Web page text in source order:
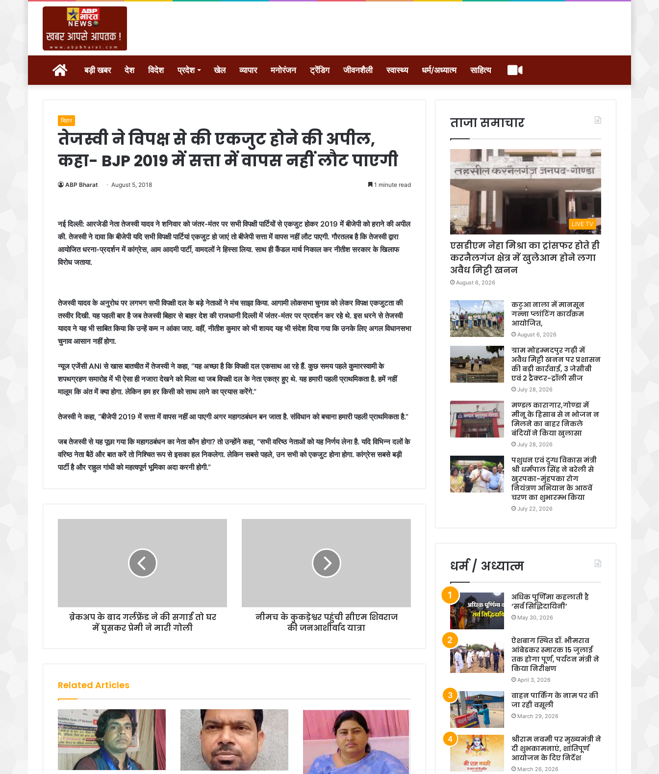
होम बड़ी खबर देश विदेश प्रदेश खेल व्यापार मनोरंजन ट्रेंडिग जीवनशैली स्वास्थ्य धर्म/अध्यात्म साहित्य वीडियो
बिहार
तेजस्वी ने विपक्ष से की एकजुट होने की अपील,
कहा- BJP 2019 में सत्ता में वापस नहीं लौट पाएगी
ABP Bharat August 5, 2018 1 minute read
नई दिल्ली: आरजेडी नेता तेजस्वी यादव ने शनिवार को जंतर-मंतर पर सभी विपक्षी पार्टियों से एकजुट होकर 2019 में बीजेपी को हराने की अपील
की. तेजस्वी ने दावा कि बीजेपी यदि सभी विपक्षी पार्टियां एकजुट हो जाएं तो बीजेपी सत्ता में वापस नहीं लौट पाएगी. गौरतलब है कि तेजस्वी द्वारा
आयोजित धरना-प्रदर्शन में कांग्रेस, आम आदमी पार्टी, वामदलों ने हिस्सा लिया. साथ ही कैंडल मार्च निकाल कर नीतीश सरकार के खिलाफ
विरोध जताया.
तेजस्वी यादव के अनुरोध पर लगभग सभी विपक्षी दल के बड़े नेताओं ने मंच साझा किया. आगामी लोकसभा चुनाव को लेकर विपक्ष एकजुटता की
तस्वीर दिखी. यह पहली बार है जब तेजस्वी बिहार से बाहर देश की राजधानी दिल्ली में जंतर-मंतर पर प्रदर्शन कर रहे थे. इस धरने से तेजस्वी
यादव ने यह भी साबित किया कि उन्हें कम न आंका जाए. वहीं, नीतीश कुमार को भी शायद यह भी संदेश दिया गया कि उनके लिए अगल विधानसभा
चुनाव आसान नहीं होगा.
न्यूज एजेंसी ANI से खास बातचीत में तेजस्वी ने कहा, “यह अच्छा है कि विपक्षी दल एकसाथ आ रहे हैं. कुछ समय पहले कुमारस्वामी के
शपथग्रहण समारोह में भी ऐसा ही नजारा देखने को मिला था जब विपक्षी दल के नेता एकत्र हुए थे. यह हमारी पहली प्राथमिकता है. हमें नहीं
मालूम कि अंत में क्या होगा. लेकिन हम हर किसी को साथ लाने का प्रयास करेंगे.”
तेजस्वी ने कहा, “बीजेपी 2019 में सत्ता में वापस नहीं आ पाएगी अगर महागठबंधन बन जाता है. संविधान को बचाना हमारी पहली प्राथमिकता है.”
जब तेजस्वी से यह पूछा गया कि महागठबंधन का नेता कौन होगा? तो उन्होंने कहा, “सभी वरिष्ठ नेताओं को यह निर्णय लेना है. यदि विभिन्न दलों के
वरिष्ठ नेता बैठें और बात करें तो निश्चित रूप से इसका हल निकलेगा. लेकिन सबसे पहले, उन सभी को एकजुट होना होगा. कांग्रेस सबसे बड़ी
पार्टी है और राहुल गांधी को महत्वपूर्ण भूमिका अदा करनी होगी.”
ब्रेकअप के बाद गर्लफ्रेंड ने की सगाई तो घर
में घुसकर प्रेमी ने मारी गोली
नीमच के कुकड़ेश्वर पहुंची सीएम शिवराज
की जनआशीर्वाद यात्रा
Related Articles
ताजा समाचार
LIVE TV
एसडीएम नेहा मिश्रा का ट्रांसफर होते ही
करनैलगंज क्षेत्र में खुलेआम होने लगा
अवैध मिट्टी खनन
August 6, 2026
कटुआ नाला में मानसून
गन्ना प्लांटिंग कार्यक्रम
आयोजित,
August 6, 2026
ग्राम मोहम्मदपुर गढ़ी में
अवैध मिट्टी खनन पर प्रशासन
की बड़ी कार्रवाई, 3 जेसीबी
एवं 2 ट्रैक्टर-ट्रॉली सीज
July 28, 2026
मण्डल कारागार,गोण्डा में
मीनू के हिसाब से न भोजन न
मिलने का बाहर निकले
बंदियों ने किया खुलासा
July 28, 2026
पशुधन एवं दुग्ध विकास मंत्री
श्री धर्मपाल सिंह ने बरेली से
खुरपका-मुंहपका रोग
नियंत्रण अभियान के आठवें
चरण का शुभारम्भ किया
July 22, 2026
धर्म / अध्यात्म
अधिक पूर्णिमा कहलाती है
‘सर्व सिद्धिदायिनी’
May 30, 2026
ऐशबाग स्थित डॉ. भीमराव
आंबेडकर स्मारक 15 जुलाई
तक होगा पूर्ण, पर्यटन मंत्री ने
किया निरीक्षण
April 3, 2026
वाहन पार्किंग के नाम पर की
जा रही वसूली
March 29, 2026
श्रीराम नवमी पर मुख्यमंत्री ने
दी शुभकामनाएं, शांतिपूर्ण
आयोजन के दिए निर्देश
March 26, 2026